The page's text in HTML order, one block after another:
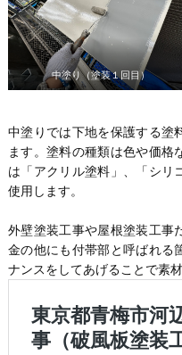
中塗り（塗装１回目）
中塗りでは下地を保護する塗
ます。塗料の種類は色や価格
は「アクリル塗料」、「シリ
使用します。
外壁塗装工事や屋根塗装工事
金の他にも付帯部と呼ばれる
ナンスをしてあげることで素